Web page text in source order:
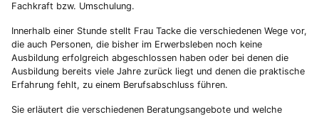
Fachkraft bzw. Umschulung.
Innerhalb einer Stunde stellt Frau Tacke die verschiedenen Wege vor,
die auch Personen, die bisher im Erwerbsleben noch keine
Ausbildung erfolgreich abgeschlossen haben oder bei denen die
Ausbildung bereits viele Jahre zurück liegt und denen die praktische
Erfahrung fehlt, zu einem Berufsabschluss führen.
Sie erläutert die verschiedenen Beratungsangebote und welche